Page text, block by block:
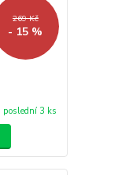
269 Kč
- 15 %
poslední 3 ks